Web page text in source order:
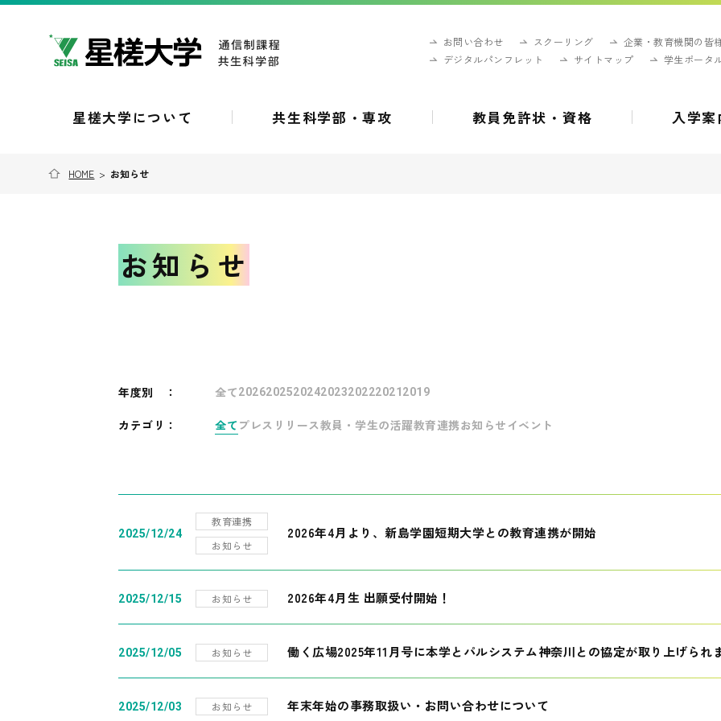
お問い合わせ スクーリング
企業・教育機関の皆
デジタルパンフレット
サイトマップ 学生ポータ
星槎大学について 共生科学部・専攻 教員免許状・資格 入学案
HOME > お知らせ
お知らせ
年度別 ： 全て202620252024202320222021 2019
カテゴリ： 全て プレスリリース教員・学生の活躍教育連携お知らせ イベント
2025/12/24
教育連携
お知らせ
2026年4月より、新島学園短期大学との教育連携が開始
2025/12/15 お知らせ 2026年4月生 出願受付開始！
2025/12/05 お知らせ 働く広場2025年11月号に本学とパルシステム神奈川との協定が取り上げられ
2025/12/03 お知らせ 年末年始の事務取扱い・お問い合わせについて